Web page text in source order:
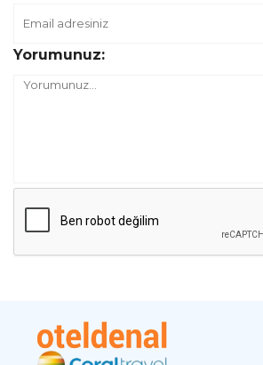
Böyle bir durumda sorumluluk
pasaportların yenilenmesi
Aksi durumda sorumluluk
ülke giriş-çıkışlarında görevli
memurunca anne-babanın
Yorumunuz: